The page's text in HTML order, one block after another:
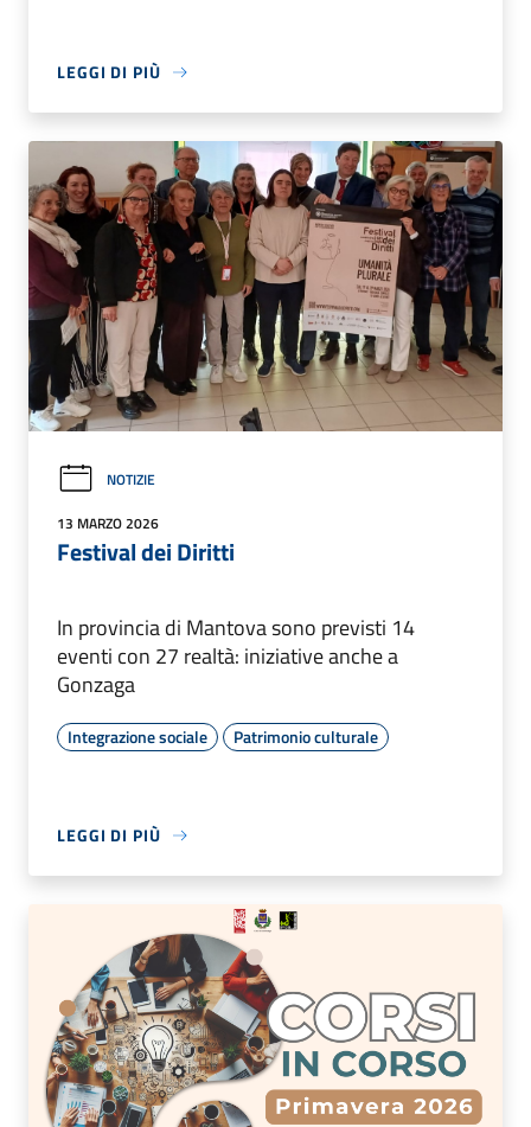
LEGGI DI PIÙ
NOTIZIE
13 MARZO 2026
Festival dei Diritti
In provincia di Mantova sono previsti 14
eventi con 27 realtà: iniziative anche a
Gonzaga
Integrazione sociale Patrimonio culturale
LEGGI DI PIÙ